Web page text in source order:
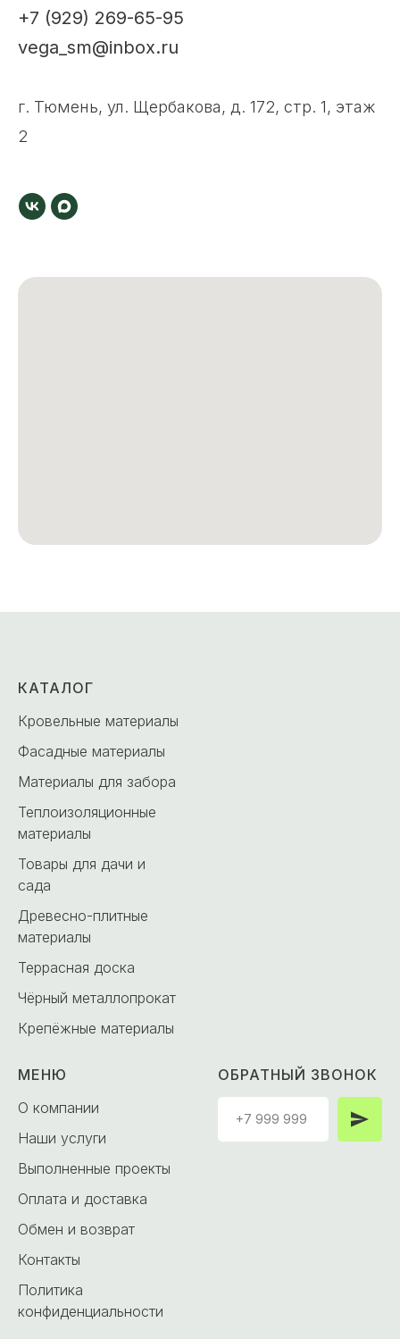
+7 (929) 269-65-95
vega_sm@inbox.ru
г. Тюмень, ул. Щербакова, д. 172, стр. 1, этаж
2
КАТАЛОГ
Кровельные материалы
Фасадные материалы
Материалы для забора
Теплоизоляционные
материалы
Товары для дачи и
сада
Древесно-плитные
материалы
Террасная доска
Чёрный металлопрокат
Крепёжные материалы
МЕНЮ
О компании
Наши услуги
Выполненные проекты
Оплата и доставка
Обмен и возврат
Контакты
Политика
конфиденциальности
ОБРАТНЫЙ ЗВОНОК